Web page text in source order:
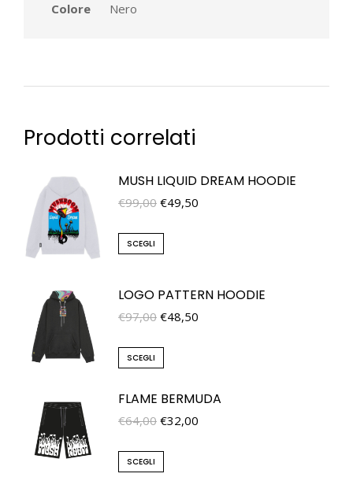
Colore
Nero
Prodotti correlati
MUSH LIQUID DREAM HOODIE
€99,00 €49,50
SCEGLI
LOGO PATTERN HOODIE
€97,00 €48,50
SCEGLI
FLAME BERMUDA
€64,00 €32,00
SCEGLI